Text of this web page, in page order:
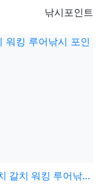
등록자
낚시포인트
워킹 루어낚시 포인트